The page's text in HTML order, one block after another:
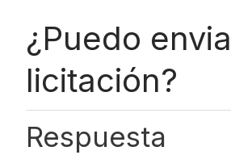
¿Puedo
licitación?
Respuesta